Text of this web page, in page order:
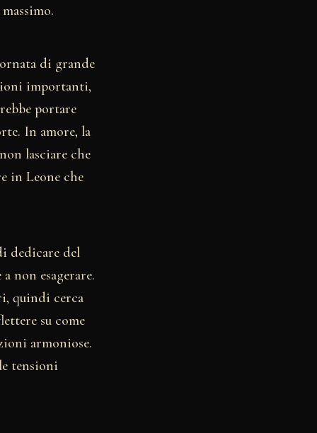
di grande
importanti,
portare
In amore, la
lasciare che
in Leone che
dedicare del
non esagerare.
quindi cerca
su come
armoniose.
tensioni